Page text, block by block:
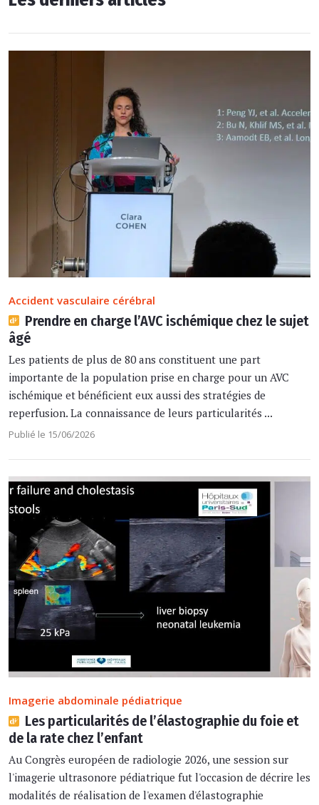
Accident vasculaire cérébral
Prendre en charge l’AVC ischémique chez le sujet
âgé
Les patients de plus de 80 ans constituent une part
importante de la population prise en charge pour un AVC
ischémique et bénéficient eux aussi des stratégies de
reperfusion. La connaissance de leurs particularités ...
Publié le 15/06/2026
Imagerie abdominale pédiatrique
Les particularités de l’élastographie du foie et
de la rate chez l’enfant
Au Congrès européen de radiologie 2026, une session sur
l'imagerie ultrasonore pédiatrique fut l'occasion de décrire les
modalités de réalisation de l'examen d'élastographie